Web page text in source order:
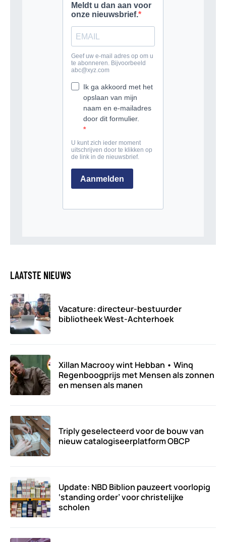
LAATSTE NIEUWS
Vacature: directeur-bestuurder
bibliotheek West-Achterhoek
Xillan Macrooy wint Hebban • Winq
Regenboogprijs met Mensen als zonnen
en mensen als manen
Triply geselecteerd voor de bouw van
nieuw catalogiseerplatform OBCP
Update: NBD Biblion pauzeert voorlopig
‘standing order’ voor christelijke
scholen